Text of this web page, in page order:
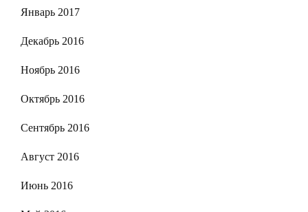
Январь 2017
Декабрь 2016
Ноябрь 2016
Октябрь 2016
Сентябрь 2016
Август 2016
Июнь 2016